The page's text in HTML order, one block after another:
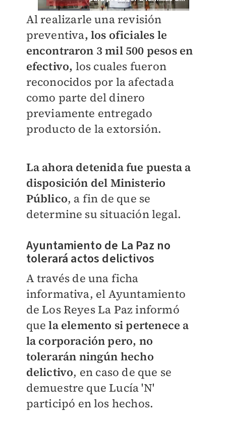
Al realizarle una revisión
preventiva, los oficiales le
encontraron 3 mil 500 pesos en
efectivo, los cuales fueron
reconocidos por la afectada
como parte del dinero
previamente entregado
producto de la extorsión.
La ahora detenida fue puesta a
disposición del Ministerio
Público, a fin de que se
determine su situación legal.
Ayuntamiento de La Paz no
tolerará actos delictivos
A través de una ficha
informativa, el Ayuntamiento
de Los Reyes La Paz informó
quela elemento si pertenece a
la corporación pero, no
tolerarán ningún hecho
delictivo, en caso de que se
demuestre que Lucía 'N'
participó en los hechos.